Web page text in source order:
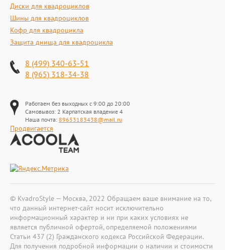
Диски для квадроциклов
Шины для квадроциклов
Кофр для квадроцикла
Защита днища для квадроцикла
8 (499) 340-63-51
8 (965) 318-34-38
Работаем без выходных с 9:00 до 20:00
Самовывоз: 2 Карпатская владение 4
Наша почта: 89653183438@mail.ru
Продвигается
© KvadroStyle — Москва, 2022 Обращаем ваше внимание на то,
что данный интернет-сайт носит исключительно
информационный характер и ни при каких условиях не
является публичной офертой, определяемой положениями
Статьи 437 (2) Гражданского кодекса Российской Федерации.
Для получения подробной информации о наличии и стоимости